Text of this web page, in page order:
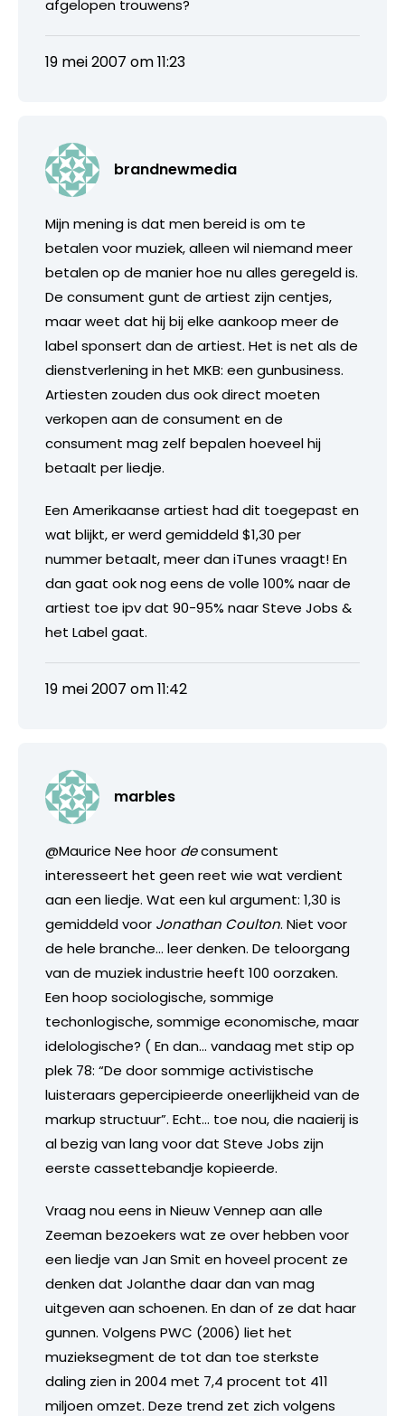
afgelopen trouwens?
19 mei 2007 om 11:23
brandnewmedia
Mijn mening is dat men bereid is om te
betalen voor muziek, alleen wil niemand meer
betalen op de manier hoe nu alles geregeld is.
De consument gunt de artiest zijn centjes,
maar weet dat hij bij elke aankoop meer de
label sponsert dan de artiest. Het is net als de
dienstverlening in het MKB: een gunbusiness.
Artiesten zouden dus ook direct moeten
verkopen aan de consument en de
consument mag zelf bepalen hoeveel hij
betaalt per liedje.
Een Amerikaanse artiest had dit toegepast en
wat blijkt, er werd gemiddeld $1,30 per
nummer betaalt, meer dan iTunes vraagt! En
dan gaat ook nog eens de volle 100% naar de
artiest toe ipv dat 90-95% naar Steve Jobs &
het Label gaat.
19 mei 2007 om 11:42
marbles
@Maurice Nee hoor deconsument
interesseert het geen reet wie wat verdient
aan een liedje. Wat een kul argument: 1,30 is
gemiddeld voor Jonathan Coulton. Niet voor
de hele branche… leer denken. De teloorgang
van de muziek industrie heeft 100 oorzaken.
Een hoop sociologische, sommige
techonlogische, sommige economische, maar
idelologische? (En dan… vandaag met stip op
plek 78: “De door sommige activistische
luisteraars gepercipieerde oneerlijkheid van de
markup structuur”. Echt… toe nou, die naaierij is
al bezig van lang voor dat Steve Jobs zijn
eerste cassettebandje kopieerde.
Vraag nou eens in Nieuw Vennep aan alle
Zeeman bezoekers wat ze over hebben voor
een liedje van Jan Smit en hoveel procent ze
denken dat Jolanthe daar dan van mag
uitgeven aan schoenen. En dan of ze dat haar
gunnen. Volgens PWC (2006) liet het
muzieksegment de tot dan toe sterkste
daling zien in 2004 met 7,4 procent tot 411
miljoen omzet. Deze trend zet zich volgens